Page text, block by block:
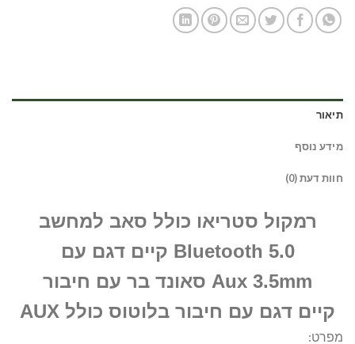
תיאור
מידע נוסף
חוות דעת (0)
רמקול סטריאו כולל סאב למחשב
Bluetooth 5.0 קיים דגם עם
Aux 3.5mm סאונד בר עם חיבור
קיים דגם עם חיבור בלוטוס כולל AUX
מפרט: